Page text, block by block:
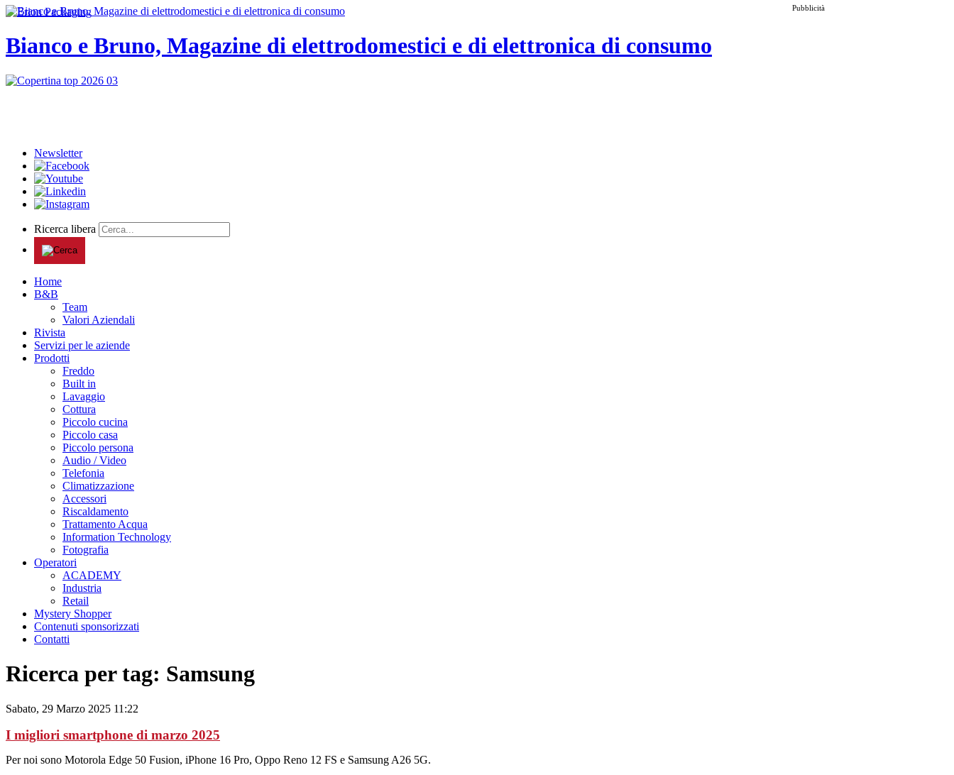
Pubblicità
Bianco e Bruno, Magazine di elettrodomestici e di elettronica di consumo
Newsletter
Ricerca libera
Home
B&B
Team
Valori Aziendali
Rivista
Servizi per le aziende
Prodotti
Freddo
Built in
Lavaggio
Cottura
Piccolo cucina
Piccolo casa
Piccolo persona
Audio / Video
Telefonia
Climatizzazione
Accessori
Riscaldamento
Trattamento Acqua
Information Technology
Fotografia
Operatori
ACADEMY
Industria
Retail
Mystery Shopper
Contenuti sponsorizzati
Contatti
Ricerca per tag: Samsung
Sabato, 29 Marzo 2025 11:22
I migliori smartphone di marzo 2025
Per noi sono Motorola Edge 50 Fusion, iPhone 16 Pro, Oppo Reno 12 FS e Samsung A26 5G.